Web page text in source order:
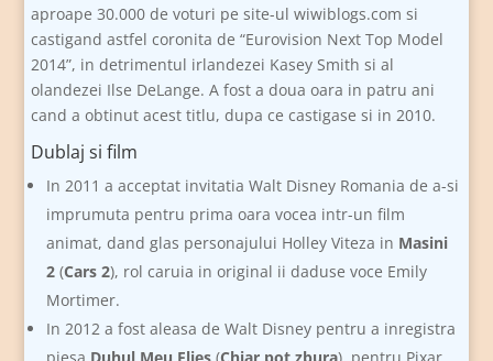
aproape 30.000 de voturi pe site-ul wiwiblogs.com si
castigand astfel coronita de “Eurovision Next Top Model
2014”, in detrimentul irlandezei Kasey Smith si al
olandezei Ilse DeLange. A fost a doua oara in patru ani
cand a obtinut acest titlu, dupa ce castigase si in 2010.
Dublaj si film
In 2011 a acceptat invitatia Walt Disney Romania de a-si
imprumuta pentru prima oara vocea intr-un film
animat, dand glas personajului Holley Viteza in Masini
2 (Cars 2), rol caruia in original ii daduse voce Emily
Mortimer.
In 2012 a fost aleasa de Walt Disney pentru a inregistra